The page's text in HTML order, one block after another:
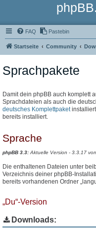
FAQ Pastebin
Startseite Community
Sprachpakete
Damit dein phpBB auch komplett
Sprachdateien als auch die
deutsches Komplettpaketinstalliert
bereits installiert.
Sprache
phpBB 3.3:Aktuelle Version - 3.3.17
Die enthaltenen Dateien unter
Verzeichnis deiner phpBB-
bereits vorhandenen Ordner
„Du“-Version
Downloads: